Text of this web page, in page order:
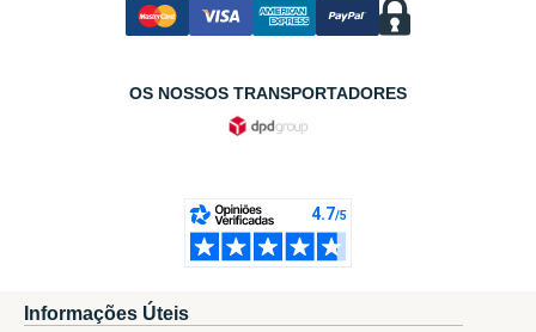
OS NOSSOS TRANSPORTADORES
Informações Úteis